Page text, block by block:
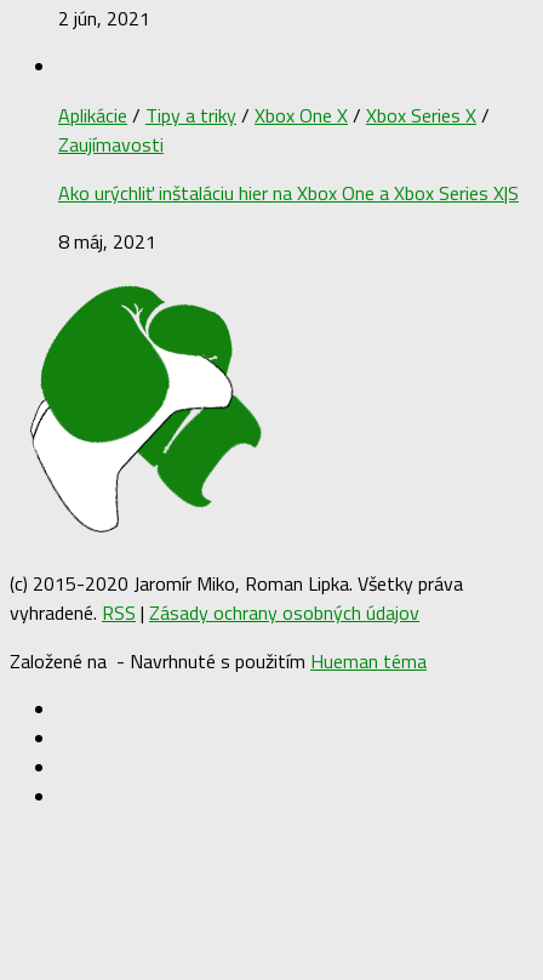
2 jún, 2021
Aplikácie / Tipy a triky/ Xbox One X/ Xbox Series X/
Zaujímavosti
Ako urýchliť inštaláciu hier na Xbox One a Xbox Series X|S
8 máj, 2021
(c) 2015-2020 Jaromír Miko, Roman Lipka. Všetky práva
vyhradené. RSS | Zásady ochrany osobných údajov
Založené na - Navrhnuté s použitím Hueman téma